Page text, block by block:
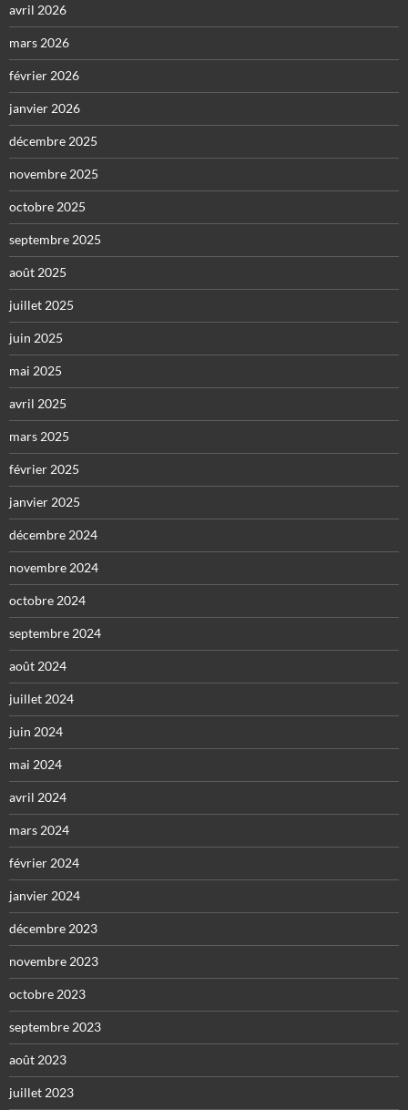
avril 2026
mars 2026
février 2026
janvier 2026
décembre 2025
novembre 2025
octobre 2025
septembre 2025
août 2025
juillet 2025
juin 2025
mai 2025
avril 2025
mars 2025
février 2025
janvier 2025
décembre 2024
novembre 2024
octobre 2024
septembre 2024
août 2024
juillet 2024
juin 2024
mai 2024
avril 2024
mars 2024
février 2024
janvier 2024
décembre 2023
novembre 2023
octobre 2023
septembre 2023
août 2023
juillet 2023